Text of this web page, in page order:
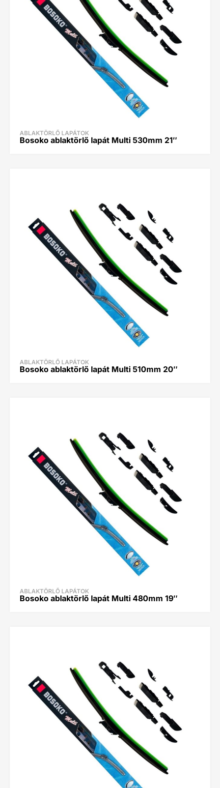
ABLAKTÖRLŐ LAPÁTOK
Bosoko ablaktörlő lapát Multi 530mm 21″
ABLAKTÖRLŐ LAPÁTOK
Bosoko ablaktörlő lapát Multi 510mm 20″
ABLAKTÖRLŐ LAPÁTOK
Bosoko ablaktörlő lapát Multi 480mm 19″